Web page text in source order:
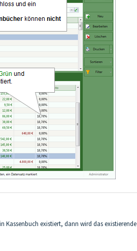
Kassenbuch existiert, dann wird das existierende